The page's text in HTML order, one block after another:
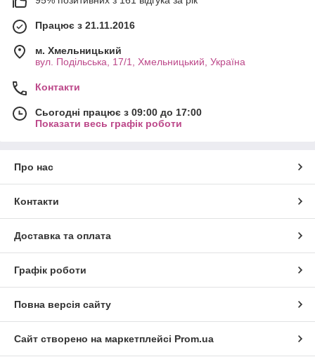
Працює з 21.11.2016
м. Хмельницький
вул. Подільська, 17/1, Хмельницький, Україна
Контакти
Сьогодні працює з 09:00 до 17:00
Показати весь графік роботи
Про нас
Контакти
Доставка та оплата
Графік роботи
Повна версія сайту
Сайт створено на маркетплейсі Prom.ua